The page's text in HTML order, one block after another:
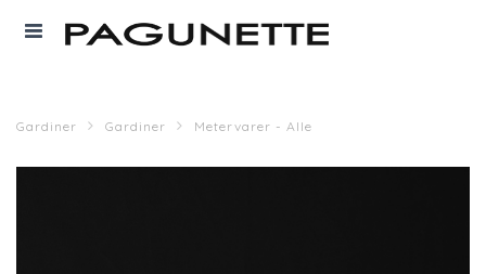
Gardiner Gardiner Metervarer - Alle